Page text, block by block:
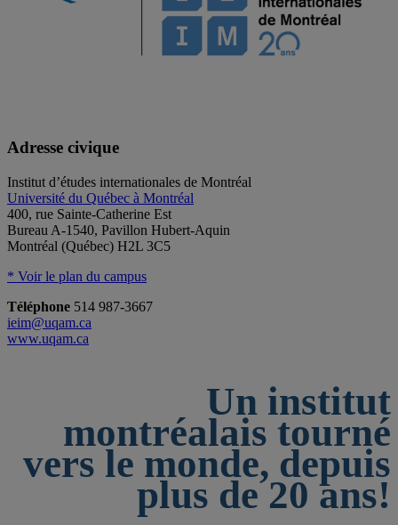
Adresse civique
Institut d’études internationales de Montréal
Université du Québec à Montréal
400, rue Sainte-Catherine Est
Bureau A-1540, Pavillon Hubert-Aquin
Montréal (Québec) H2L 3C5
* Voir le plan du campus
Téléphone 514 987-3667
ieim@uqam.ca
www.uqam.ca
Un institut
montréalais tourné
vers le monde, depuis
plus de 20 ans!